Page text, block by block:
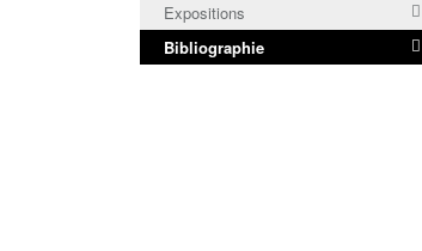
Expositions
Bibliographie